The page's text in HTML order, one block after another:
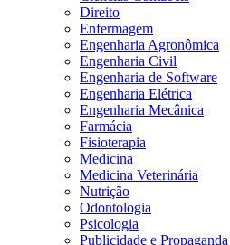
Direito
Enfermagem
Engenharia Agronômica
Engenharia Civil
Engenharia de Software
Engenharia Elétrica
Engenharia Mecânica
Farmácia
Fisioterapia
Medicina
Medicina Veterinária
Nutrição
Odontologia
Psicologia
Publicidade e Propaganda